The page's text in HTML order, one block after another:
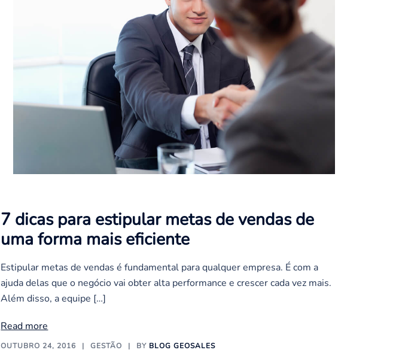
7 dicas para estipular metas de vendas de
uma forma mais eficiente
Estipular metas de vendas é fundamental para qualquer empresa. É com a
ajuda delas que o negócio vai obter alta performance e crescer cada vez mais.
Além disso, a equipe […]
Read more
OUTUBRO 24, 2016 GESTÃO BY BLOG GEOSALES